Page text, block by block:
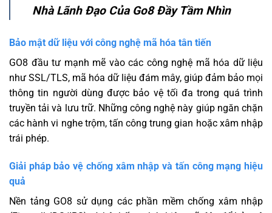
Nhà Lãnh Đạo Của Go8 Đầy Tầm Nhìn
Bảo mật dữ liệu với công nghệ mã hóa tân tiến
GO8 đầu tư mạnh mẽ vào các công nghệ mã hóa dữ liệu
như SSL/TLS, mã hóa dữ liệu đám mây, giúp đảm bảo mọi
thông tin người dùng được bảo vệ tối đa trong quá trình
truyền tải và lưu trữ. Những công nghệ này giúp ngăn chặn
các hành vi nghe trộm, tấn công trung gian hoặc xâm nhập
trái phép.
Giải pháp bảo vệ chống xâm nhập và tấn công mạng hiệu
quả
Nền tảng GO8 sử dụng các phần mềm chống xâm nhập